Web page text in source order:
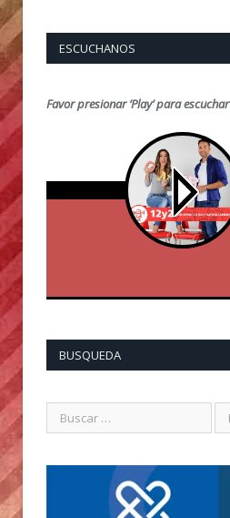
ESCUCHANOS
Favor presionar ‘Play’ para escuchar
BUSQUEDA